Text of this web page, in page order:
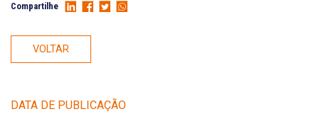
Compartilhe
VOLTAR
DATA DE PUBLICAÇÃO